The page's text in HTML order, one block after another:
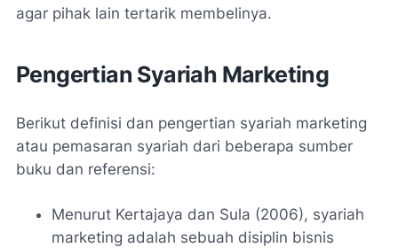
agar pihak lain tertarik membelinya.
Pengertian Syariah Marketing
Berikut definisi dan pengertian syariah marketing
atau pemasaran syariah dari beberapa sumber
buku dan referensi:
Menurut Kertajaya dan Sula (2006), syariah
marketing adalah sebuah disiplin bisnis